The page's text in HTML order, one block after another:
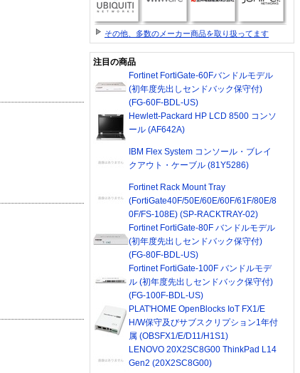
その他、多数のメーカー商品を取り扱ってます
注目の商品
Fortinet FortiGate-60Fバンドルモデル
(初年度先出しセンドバック保守付)
(FG-60F-BDL-US)
Hewlett-Packard HP LCD 8500 コンソ
ール (AF642A)
IBM Flex System コンソール・ブレイ
クアウト・ケーブル (81Y5286)
Fortinet Rack Mount Tray
(FortiGate40F/50E/60E/60F/61F/80E/8
0F/FS-108E) (SP-RACKTRAY-02)
Fortinet FortiGate-80F バンドルモデル
(初年度先出しセンドバック保守付)
(FG-80F-BDL-US)
Fortinet FortiGate-100F バンドルモデ
ル (初年度先出しセンドバック保守付)
(FG-100F-BDL-US)
PLAT'HOME OpenBlocks IoT FX1/E
H/W保守及びサブスクリプション1年付
属 (OBSFX1/E/D11/H1S1)
LENOVO 20X2SC8G00 ThinkPad L14
Gen2 (20X2SC8G00)